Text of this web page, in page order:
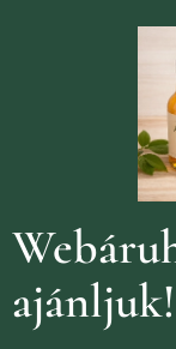
ajánljuk!